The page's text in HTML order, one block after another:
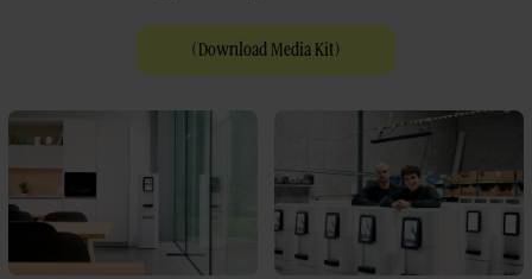
(Download Media Kit)